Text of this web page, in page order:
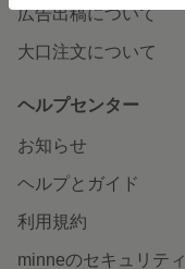
広告出稿について
大口注文について
ヘルプセンター
お知らせ
ヘルプとガイド
利用規約
minneのセキュリティ